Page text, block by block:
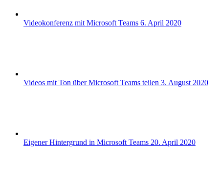
Videokonferenz mit Microsoft Teams 6. April 2020
Videos mit Ton über Microsoft Teams teilen 3. August 2020
Eigener Hintergrund in Microsoft Teams 20. April 2020